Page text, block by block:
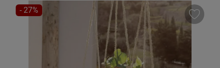
RÉDUCTION
- 27%